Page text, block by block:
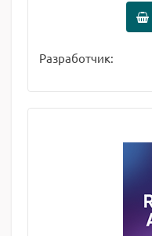
Разработчик: